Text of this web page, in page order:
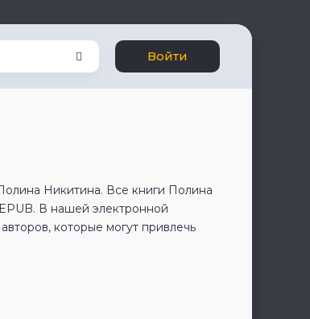
Войти
Никитина. Все книги Полина
В нашей электронной
которые могут привлечь